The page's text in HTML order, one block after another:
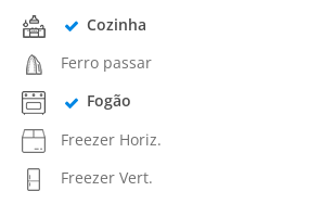
Cozinha
Ferro passar
Fogão
Freezer Horiz.
Freezer Vert.